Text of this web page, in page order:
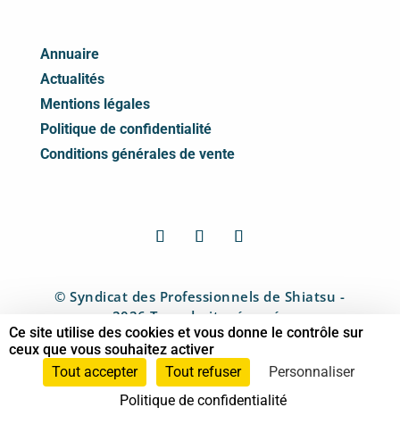
Annuaire
Actualités
Mentions légales
Politique de confidentialité
Conditions générales de vente
© Syndicat des Professionnels de Shiatsu -
2026 Tous droits réservés
Ce site utilise des cookies et vous donne le contrôle sur
ceux que vous souhaitez activer
Tout accepter
Tout refuser
Personnaliser
Politique de confidentialité